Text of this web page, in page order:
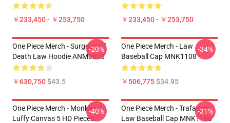
￥233,450 - ￥253,750 ￥233,450 - ￥253,750
One Piece Merch - Surgeon Of
Death Law Hoodie ANM0608
￥630,750$43.5
-20%
One Piece Merch - Law
Baseball Cap MNK1108
￥506,775$34.95
-34%
One Piece Merch - Monkey D.
Luffy Canvas 5 HD Pieces
-40%
One Piece Merch - Trafalgar
Law Baseball Cap MNK1108
-31%